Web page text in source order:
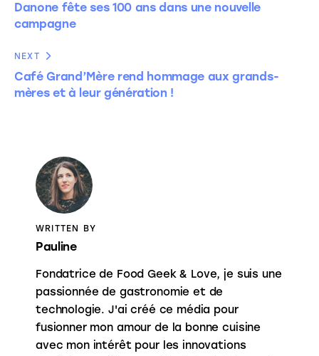
Danone fête ses 100 ans dans une nouvelle
campagne
NEXT
Café Grand’Mère rend hommage aux grands-
mères et à leur génération !
WRITTEN BY
Pauline
Fondatrice de Food Geek & Love, je suis une
passionnée de gastronomie et de
technologie. J'ai créé ce média pour
fusionner mon amour de la bonne cuisine
avec mon intérêt pour les innovations